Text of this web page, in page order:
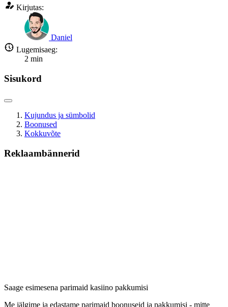
Kirjutas:
Daniel
Lugemisaeg:
2 min
Sisukord
Kujundus ja sümbolid
Boonused
Kokkuvõte
Reklaambännerid
Saage esimesena parimaid kasiino pakkumisi
Me jälgime ja edastame parimaid boonuseid ja pakkumisi - mitte